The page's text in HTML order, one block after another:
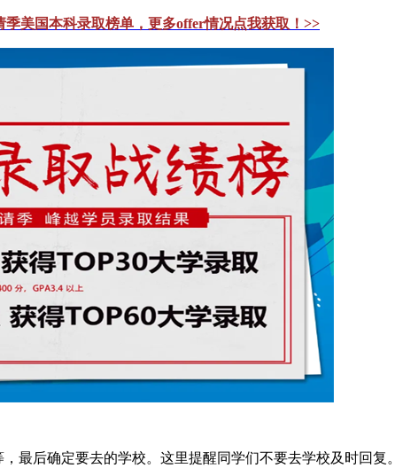
季美国本科录取榜单，更多offer情况点我获取！>>
最后确定要去的学校。这里提醒同学们不要去学校及时回复。